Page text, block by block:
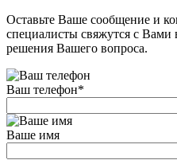
Оставьте Ваше сообщение и
специалисты свяжутся с Вами
решения Вашего вопроса.
Ваш телефон*
Ваше имя